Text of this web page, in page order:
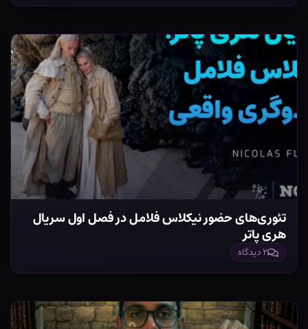
تئوری‌های حضور نیکلاس فلامل در فصل اول سریال
هری پاتر
۲ دیدگاه